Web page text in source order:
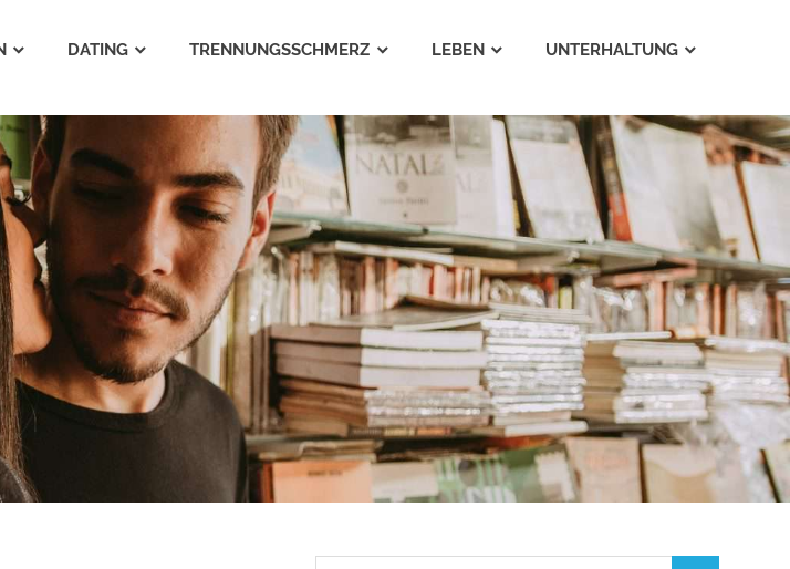
DATING TRENNUNGSSCHMERZ LEBEN UNTERHALTUNG